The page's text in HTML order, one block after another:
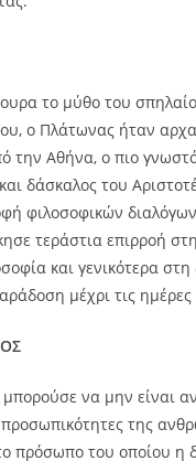
το μύθο του
ο Πλάτωνας ήταν
την Αθήνα, ο πιο
δάσκαλος του
φιλοσοφικών
τεράστια επιρροή
και γενικότερα στη
μέχρι τις
να μην είναι
της
πρόσωπο του οποίου η